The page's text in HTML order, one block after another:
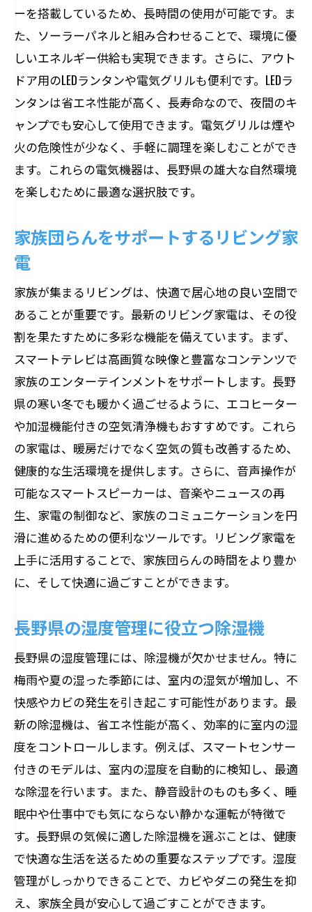
ーを搭載しているため、長時間の使用が可能です。ま
た、ソーラーパネルと組み合わせることで、環境に優
しいエネルギー供給も実現できます。さらに、アウト
ドア用のLEDランタンや電気グリルも便利です。LEDラ
ンタンは省エネ性能が高く、長寿命なので、夜間のキ
ャンプでも安心して使用できます。電気グリルは煙や
火の危険性が少なく、手軽に調理を楽しむことができ
ます。これらの電気機器は、長野県の雄大な自然環境
を楽しむために最適な選択肢です。
家族団らんをサポートするリビング家
電
家族が集まるリビングは、快適で居心地の良い空間で
あることが重要です。最新のリビング家電は、その役
割を果たすために多彩な機能を備えています。まず、
スマートテレビは高画質な映像と豊富なコンテンツで
家族のエンターテインメントをサポートします。長野
県の寒い冬でも暖かく過ごせるように、エコヒーター
や加湿機能付きの空気清浄機もおすすめです。これら
の家電は、暖房だけでなく空気の質も改善するため、
健康的な生活環境を提供します。さらに、音声操作が
可能なスマートスピーカーは、音楽やニュースの再
生、家電の制御など、家族のコミュニケーションを円
滑に進めるための便利なツールです。リビング家電を
上手に活用することで、家族団らんの時間をより豊か
に、そして快適に過ごすことができます。
長野県の湿度管理に役立つ除湿機
長野県の湿度管理には、除湿機が欠かせません。特に
梅雨や夏の湿った季節には、室内の湿気が増加し、不
快感やカビの発生を引き起こす可能性があります。最
新の除湿機は、省エネ性能が高く、効率的に室内の湿
度をコントロールします。例えば、スマートセンサー
付きのモデルは、室内の湿度を自動的に検知し、最適
な除湿を行います。また、静音設計のものも多く、睡
眠中や仕事中でも気にならない静かな運転が特徴で
す。長野県の気候に適した除湿機を選ぶことは、健康
で快適な生活を送るための重要なステップです。湿度
管理がしっかりできることで、カビやダニの発生を抑
え、家族全員が安心して過ごすことができます。